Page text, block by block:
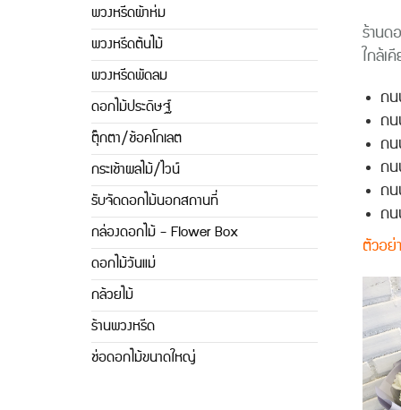
ร้านด
ใกล้เ
ถ
ถ
ถ
ถ
ถ
ถ
ตัวอย่
พวงหรีดผ้าห่ม
พวงหรีดต้นไม้
พวงหรีดพัดลม
ดอกไม้ประดิษฐ์
ตุ๊กตา/ช้อคโกเลต
กระเช้าผลไม้/ไวน์
รับจัดดอกไม้นอกสถานที่
กล่องดอกไม้ - Flower Box
ดอกไม้วันแม่
กล้วยไม้
ร้านพวงหรีด
ช่อดอกไม้ขนาดใหญ่